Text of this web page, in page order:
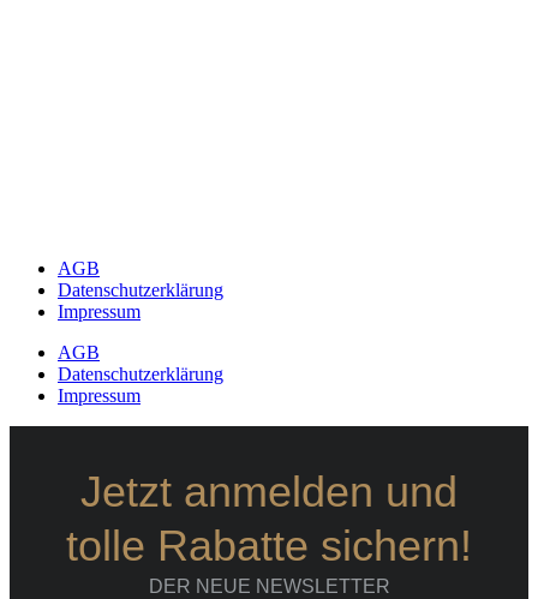
AGB
Datenschutzerklärung
Impressum
AGB
Datenschutzerklärung
Impressum
Jetzt anmelden und
tolle Rabatte sichern!
DER NEUE NEWSLETTER